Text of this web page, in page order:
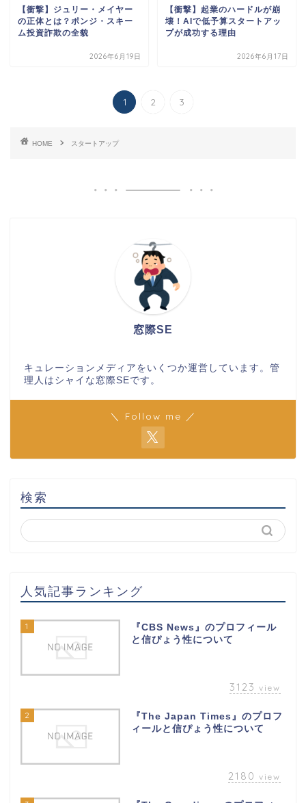
【衝撃】ジュリー・メイヤー
の正体とは？ポンジ・スキー
ム投資詐欺の全貌
2026年6月19日
【衝撃】起業のハードルが崩
壊！AIで低予算スタートアッ
プが成功する理由
2026年6月17日
1 2 3
HOME スタートアップ
窓際SE
キュレーションメディアをいくつか運営しています。管
理人はシャイな窓際SEです。
＼ Follow me ／
検索
人気記事ランキング
1
『CBS News』のプロフィール
と信ぴょう性について
3123 view
2
『The Japan Times』のプロフ
ィールと信ぴょう性について
2180 view